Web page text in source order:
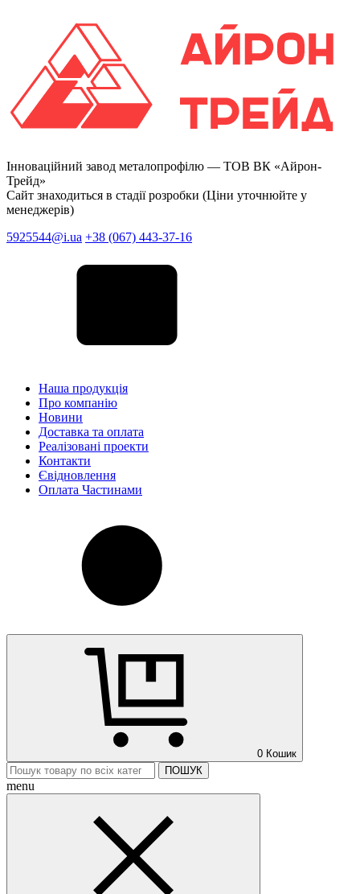
Інноваційний завод металопрофілю — ТОВ ВК «Айрон-
Трейд»
Сайт знаходиться в стадії розробки (Ціни уточнюйте у
менеджерів)
5925544@i.ua +38 (067) 443-37-16
Наша продукція
Про компанію
Новини
Доставка та оплата
Реалізовані проекти
Контакти
Євідновлення
Оплата Частинами
0 Кошик
ПОШУК
menu